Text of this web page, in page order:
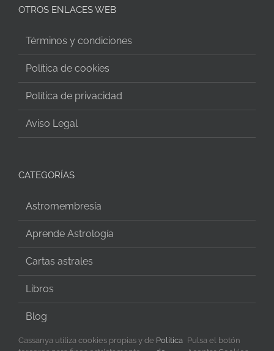
OTROS ENLACES WEB
Términos y condiciones
Política de cookies
Política de privacidad
Aviso Legal
CATEGORÍAS
Astromembresía
Aprende Astrología
Cartas astrales
Libros
Blog
Cassanya utiliza cookies propias y de Política Pulsa el botón